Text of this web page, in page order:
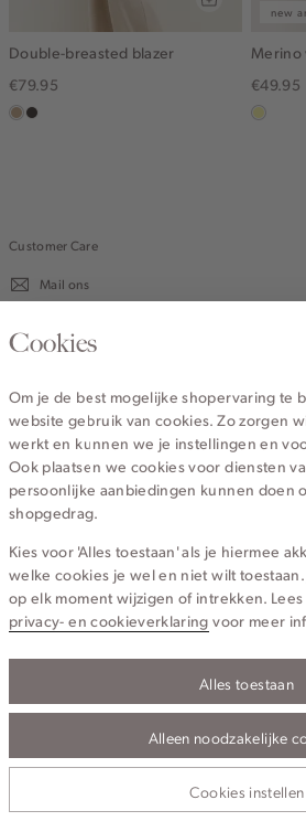
Double-breasted blazer
€79.95
zandchoco
new
Merino
€49.95
lichtgeel
Customer Care
Mail ons
020 - 3412 670
Service
Wij zijn Cotton Club
Topcategorieën voor jou
Privacy- en cookieverklaring
Cookies
Om je de best mogelijke shopervaring te
website gebruik van cookies. Zo zorgen
werkt en kunnen we je instellingen en
Ook plaatsen we cookies voor diensten
persoonlijke aanbiedingen kunnen doen
shopgedrag.
Kies voor 'Alles toestaan' als je hiermee
welke cookies je wel en niet wilt
op elk moment wijzigen of intrekken. Lees
privacy- en cookieverklaring voor meer
Alles toestaan
Alleen noodzakelijke
Cookies instellen